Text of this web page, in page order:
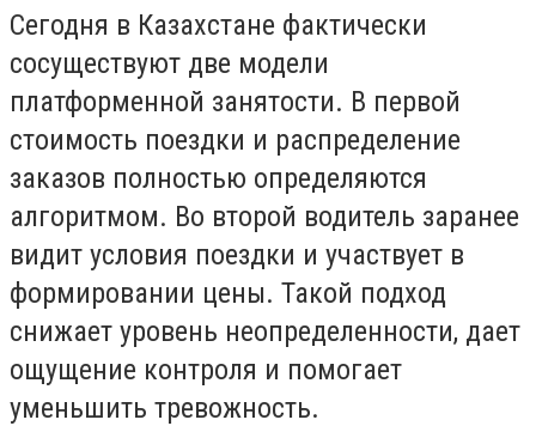
Сегодня в Казахстане фактически
сосуществуют две модели
платформенной занятости. В первой
стоимость поездки и распределение
заказов полностью определяются
алгоритмом. Во второй водитель заранее
видит условия поездки и участвует в
формировании цены. Такой подход
снижает уровень неопределенности, дает
ощущение контроля и помогает
уменьшить тревожность.